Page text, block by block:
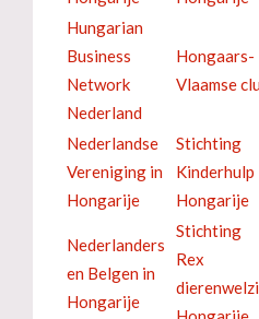
Hungarian
Business
Network
Nederland
Hongaars-
Vlaamse
Nederlandse
Vereniging in
Hongarije
Stichting
Kinderhulp
Hongarije
Nederlanders
en Belgen in
Hongarije
Stichting
Rex